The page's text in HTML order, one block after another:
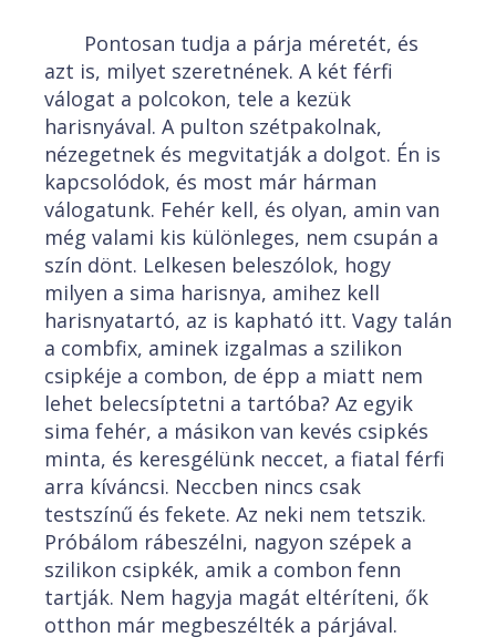
Pontosan tudja a párja méretét, és
azt is, milyet szeretnének. A két férfi
válogat a polcokon, tele a kezük
harisnyával. A pulton szétpakolnak,
nézegetnek és megvitatják a dolgot. Én is
kapcsolódok, és most már hárman
válogatunk. Fehér kell, és olyan, amin van
még valami kis különleges, nem csupán a
szín dönt. Lelkesen beleszólok, hogy
milyen a sima harisnya, amihez kell
harisnyatartó, az is kapható itt. Vagy talán
a combfix, aminek izgalmas a szilikon
csipkéje a combon, de épp a miatt nem
lehet belecsíptetni a tartóba? Az egyik
sima fehér, a másikon van kevés csipkés
minta, és keresgélünk neccet, a fiatal férfi
arra kíváncsi. Neccben nincs csak
testszínű és fekete. Az neki nem tetszik.
Próbálom rábeszélni, nagyon szépek a
szilikon csipkék, amik a combon fenn
tartják. Nem hagyja magát eltéríteni, ők
otthon már megbeszélték a párjával.